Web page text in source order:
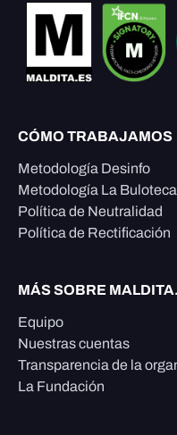
CÓMO TRABAJAMOS
Metodología Desinfo
Metodología La Buloteca
Política de Neutralidad
Política de Rectificación
MÁS SOBRE
Equipo
Nuestras cuentas
Transparencia de la
La Fundación